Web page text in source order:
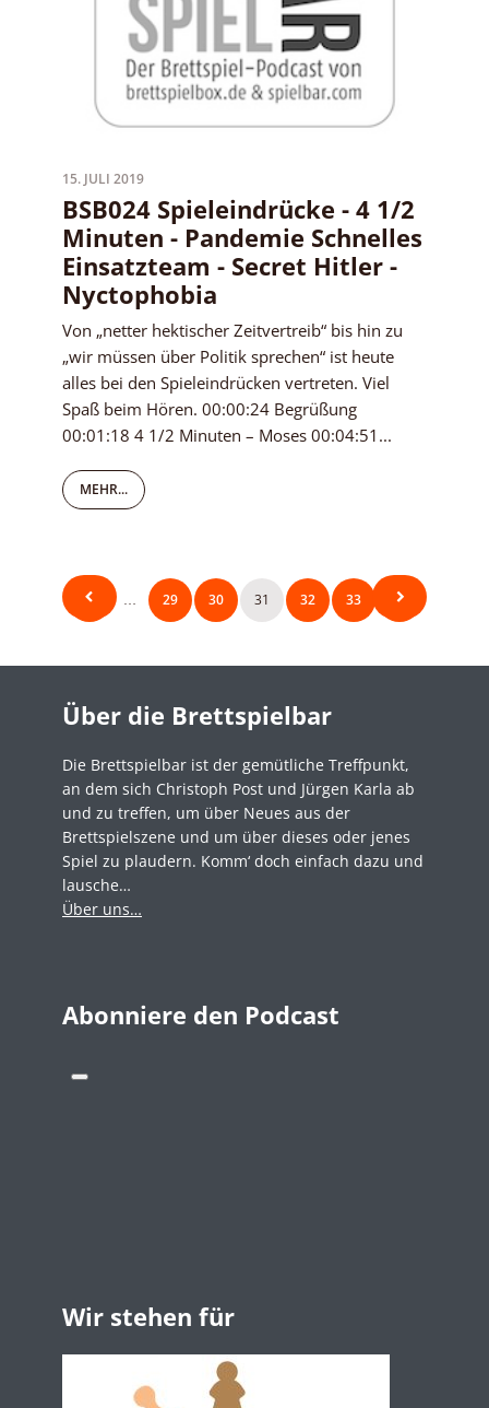
15. JULI 2019
BSB024 Spieleindrücke - 4 1/2
Minuten - Pandemie Schnelles
Einsatzteam - Secret Hitler -
Nyctophobia
Von „netter hektischer Zeitvertreib“ bis hin zu
„wir müssen über Politik sprechen“ ist heute
alles bei den Spieleindrücken vertreten. Viel
Spaß beim Hören. 00:00:24 Begrüßung
00:01:18 4 1/2 Minuten – Moses 00:04:51...
MEHR...
Seitennummerierung
der
1 29 30 31 32 33 34
Über die Brettspielbar
Die Brettspielbar ist der gemütliche Treffpunkt,
an dem sich Christoph Post und Jürgen Karla ab
und zu treffen, um über Neues aus der
Brettspielszene und um über dieses oder jenes
Spiel zu plaudern. Komm‘ doch einfach dazu und
lausche…
Über uns…
Abonniere den Podcast
Wir stehen für